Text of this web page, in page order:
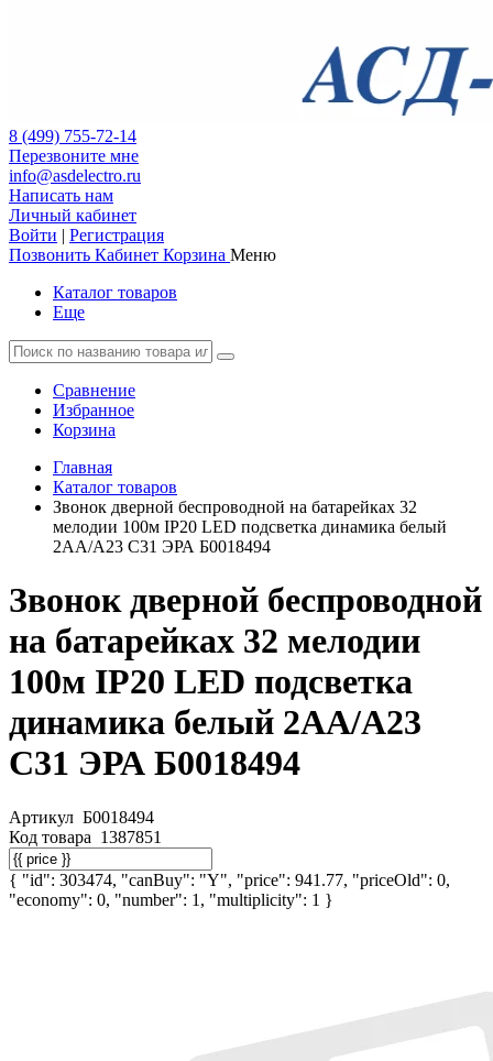
8 (499) 755-72-14
Перезвоните мне
info@asdelectro.ru
Написать нам
Личный кабинет
Войти | Регистрация
Позвонить Кабинет Корзина Меню
Каталог товаров
Еще
Сравнение
Избранное
Корзина
Главная
Каталог товаров
Звонок дверной беспроводной на батарейках 32
мелодии 100м IP20 LED подсветка динамика белый
2АА/А23 C31 ЭРА Б0018494
Звонок дверной беспроводной
на батарейках 32 мелодии
100м IP20 LED подсветка
динамика белый 2АА/А23
C31 ЭРА Б0018494
Артикул Б0018494
Код товара 1387851
{ "id": 303474, "canBuy": "Y", "price": 941.77, "priceOld": 0,
"economy": 0, "number": 1, "multiplicity": 1 }